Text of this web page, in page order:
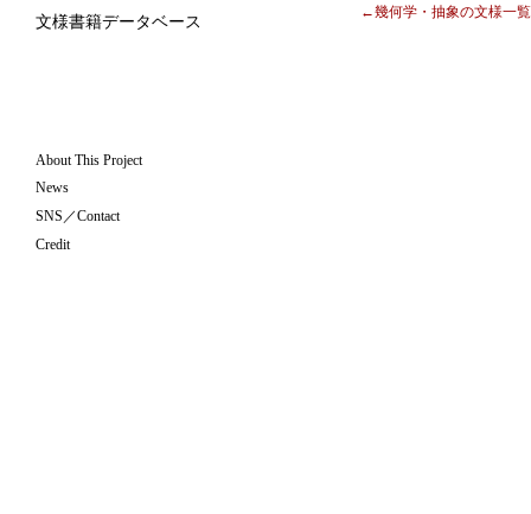
文様書籍データベース
About This Project
News
SNS／Contact
Credit
←幾何学・抽象の文様一